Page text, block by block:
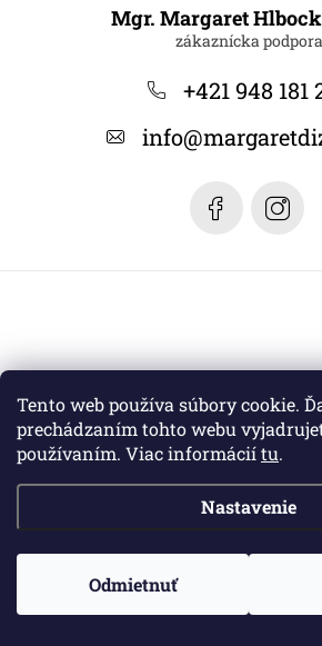
Tento web používa súbory cookie.
prechádzaním tohto webu
používaním. Viac informáciítu.
Nastavenie
Odmietnuť
Mgr. Margaret
+421 948 181
info@
Copyright 2026Margaret dizajn. Všetky